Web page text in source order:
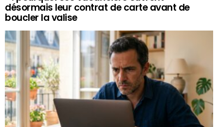
désormais leur contrat de carte avant de
boucler la valise